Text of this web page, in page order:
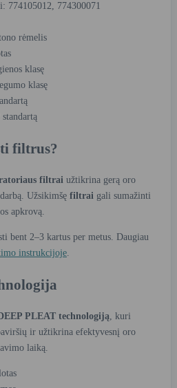
774105012, 774300071
rėmelis
klasę
klasę
filtrus?
filtrai užtikrina gerą oro
Užsikimšę filtrai gali sumažinti
apkrovą.
bent 2–3 kartus per metus. Daugiau
instrukcijoje.
PLEAT technologiją, kuri
ir užtikrina efektyvesnį oro
laiką.